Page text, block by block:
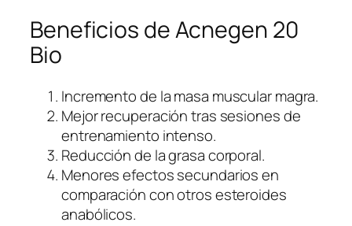
Beneficios de Acnegen 20
Bio
Incremento de la masa muscular magra.
Mejor recuperación tras sesiones de
entrenamiento intenso.
Reducción de la grasa corporal.
Menores efectos secundarios en
comparación con otros esteroides
anabólicos.